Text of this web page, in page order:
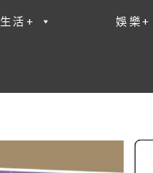
生活+ 娛樂+